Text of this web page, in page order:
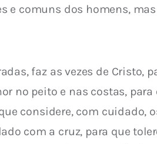
e comuns dos homens,
faz as vezes de Cristo,
no peito e nas costas,
considere, com cuidado,
com a cruz, para que